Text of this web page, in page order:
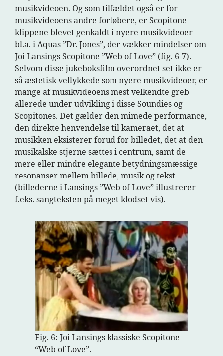
musikvideoen. Og som tilfældet også er for
musikvideoens andre forløbere, er Scopitone-
klippene blevet genkaldt i nyere musikvideoer –
bl.a. i Aquas ”Dr. Jones”, der vækker mindelser om
Joi Lansings Scopitone ”Web of Love” (fig. 6-7).
Selvom disse jukeboksfilm overordnet set ikke er
så æstetisk vellykkede som nyere musikvideoer, er
mange af musikvideoens mest velkendte greb
allerede under udvikling i disse Soundies og
Scopitones. Det gælder den mimede performance,
den direkte henvendelse til kameraet, det at
musikken eksisterer forud for billedet, det at den
musikalske stjerne sættes i centrum, samt de
mere eller mindre elegante betydningsmæssige
resonanser mellem billede, musik og tekst
(billederne i Lansings ”Web of Love” illustrerer
f.eks. sangteksten på meget klodset vis).
Fig. 6: Joi Lansings klassiske Scopitone
“Web of Love”.